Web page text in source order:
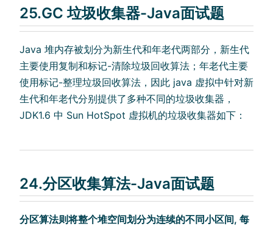
25.GC 垃圾收集器-Java面试题
Java 堆内存被划分为新生代和年老代两部分，新生代
主要使用复制和标记-清除垃圾回收算法；年老代主要
使用标记-整理垃圾回收算法，因此 java 虚拟中针对新
生代和年老代分别提供了多种不同的垃圾收集器，
JDK1.6 中 Sun HotSpot 虚拟机的垃圾收集器如下：
24.分区收集算法-Java面试题
分区算法则将整个堆空间划分为连续的不同小区间, 每